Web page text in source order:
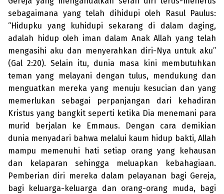
sebagaimana yang telah dihidupi oleh Rasul Paulus:
“Hidupku yang kuhidupi sekarang di dalam daging,
adalah hidup oleh iman dalam Anak Allah yang telah
mengasihi aku dan menyerahkan diri-Nya untuk aku”
(Gal 2:20). Selain itu, dunia masa kini membutuhkan
teman yang melayani dengan tulus, mendukung dan
menguatkan mereka yang menuju kesucian dan yang
memerlukan sebagai perpanjangan dari kehadiran
Kristus yang bangkit seperti ketika Dia menemani para
murid berjalan ke Emmaus. Dengan cara demikian
dunia menyadari bahwa melalui kaum hidup bakti, Allah
mampu memenuhi hati setiap orang yang kehausan
dan kelaparan sehingga meluapkan kebahagiaan.
Pemberian diri mereka dalam pelayanan bagi Gereja,
bagi keluarga-keluarga dan orang-orang muda, bagi